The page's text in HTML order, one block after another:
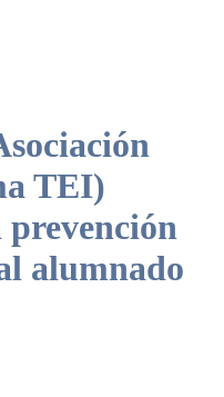
TEI)
alumnado